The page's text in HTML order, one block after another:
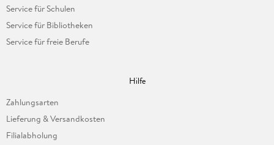
Service für Schulen
Service für Bibliotheken
Service für freie Berufe
Hilfe
Zahlungsarten
Lieferung & Versandkosten
Filialabholung